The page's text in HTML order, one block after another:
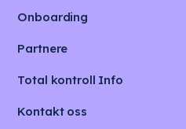
Onboarding
Partnere
Total kontroll Info
Kontakt oss